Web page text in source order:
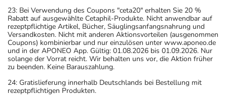
23: Bei Verwendung des Coupons "ceta20" erhalten Sie 20 %
Rabatt auf ausgewählte Cetaphil-Produkte. Nicht anwendbar auf
rezeptpflichtige Artikel, Bücher, Säuglingsanfangsnahrung und
Versandkosten. Nicht mit anderen Aktionsvorteilen (ausgenommen
Coupons) kombinierbar und nur einzulösen unter www.aponeo.de
und in der APONEO App. Gültig: 01.08.2026 bis 01.09.2026. Nur
solange der Vorrat reicht. Wir behalten uns vor, die Aktion früher
zu beenden. Keine Barauszahlung.
24: Gratislieferung innerhalb Deutschlands bei Bestellung mit
rezeptpflichtigen Produkten.